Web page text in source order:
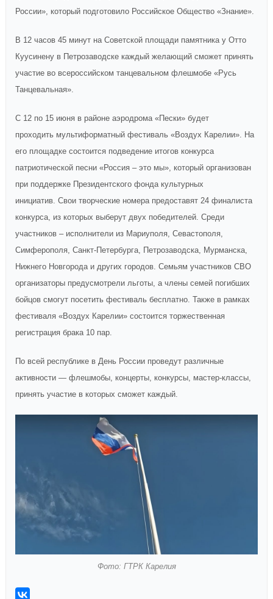
России», который подготовило Российское Общество «Знание».
В 12 часов 45 минут на Советской площади памятника у Отто
Куусинену в Петрозаводске каждый желающий сможет принять
участие во всероссийском танцевальном флешмобе «Русь
Танцевальная».
С 12 по 15 июня в районе аэродрома «Пески» будет
проходить мультиформатный фестиваль «Воздух Карелии». На
его площадке состоится подведение итогов конкурса
патриотической песни «Россия – это мы», который организован
при поддержке Президентского фонда культурных
инициатив. Свои творческие номера предоставят 24 финалиста
конкурса, из которых выберут двух победителей. Среди
участников – исполнители из Мариуполя, Севастополя,
Симферополя, Санкт-Петербурга, Петрозаводска, Мурманска,
Нижнего Новгорода и других городов. Семьям участников СВО
организаторы предусмотрели льготы, а члены семей погибших
бойцов смогут посетить фестиваль бесплатно. Также в рамках
фестиваля «Воздух Карелии» состоится торжественная
регистрация брака 10 пар.
По всей республике в День России проведут различные
активности — флешмобы, концерты, конкурсы, мастер-классы,
принять участие в которых сможет каждый.
Фото: ГТРК Карелия